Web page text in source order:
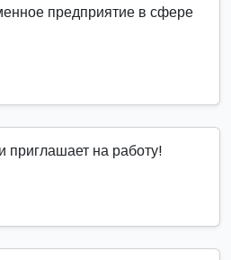
предприятие в сфере
приглашает на работу!